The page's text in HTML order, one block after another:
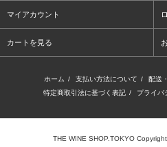
マイアカウント
カートを見る
ホーム / 支払い方法について / 配送
特定商取引法に基づく表記 / プライバ
THE WINE SHOP.TOKYO